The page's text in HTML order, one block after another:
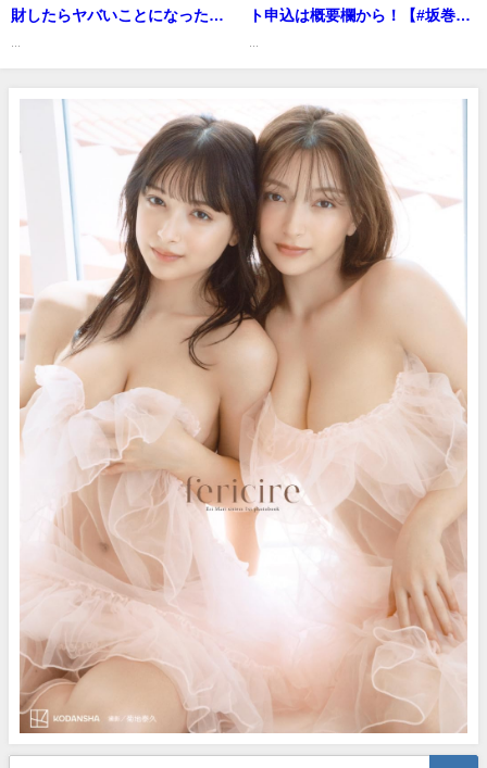
財したらヤバいことになった
【東雲うみ】さんより
ト申込は概要欄から！【#坂巻有
8/26ついに発売！ ーAlisa
Sakamaki（2024年08月22日） |
週プレChannel【集英社 週刊プ
レイボーイ公式】さんより